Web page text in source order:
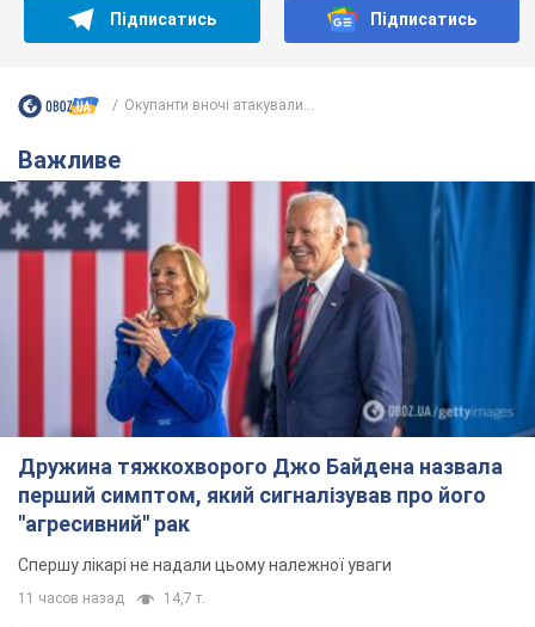
Підписатись Підписатись
Окупанти вночі атакували...
Важливе
Дружина тяжкохворого Джо Байдена назвала
перший симптом, який сигналізував про його
"агресивний" рак
Спершу лікарі не надали цьому належної уваги
11 часов назад 14,7 т.